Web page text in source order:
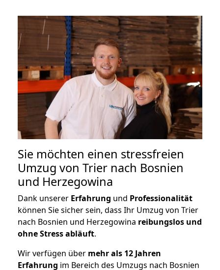
Sie möchten einen stressfreien
Umzug von Trier nach Bosnien
und Herzegowina
Dank unserer Erfahrung und Professionalität
können Sie sicher sein, dass Ihr Umzug von Trier
nach Bosnien und Herzegowina reibungslos und
ohne Stress abläuft.
Wir verfügen über mehr als 12 Jahren
Erfahrung im Bereich des Umzugs nach Bosnien